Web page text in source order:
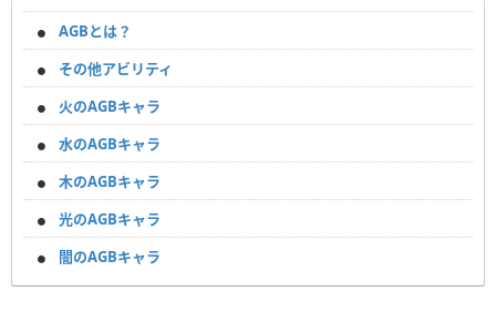
AGBとは？
その他アビリティ
火のAGBキャラ
水のAGBキャラ
木のAGBキャラ
光のAGBキャラ
闇のAGBキャラ